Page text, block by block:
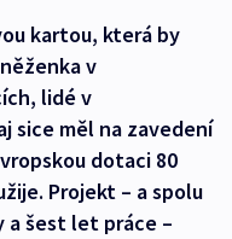
kartou, která by
v
lidé v
sice měl na zavedení
dotaci 80
Projekt – a spolu
a šest let práce –